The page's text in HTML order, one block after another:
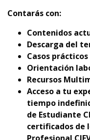
Contarás con:
Contenidos
Descarga del
Casos
Orientación
Recursos
Acceso a tu
tiempo
de Estudiante
certificados de